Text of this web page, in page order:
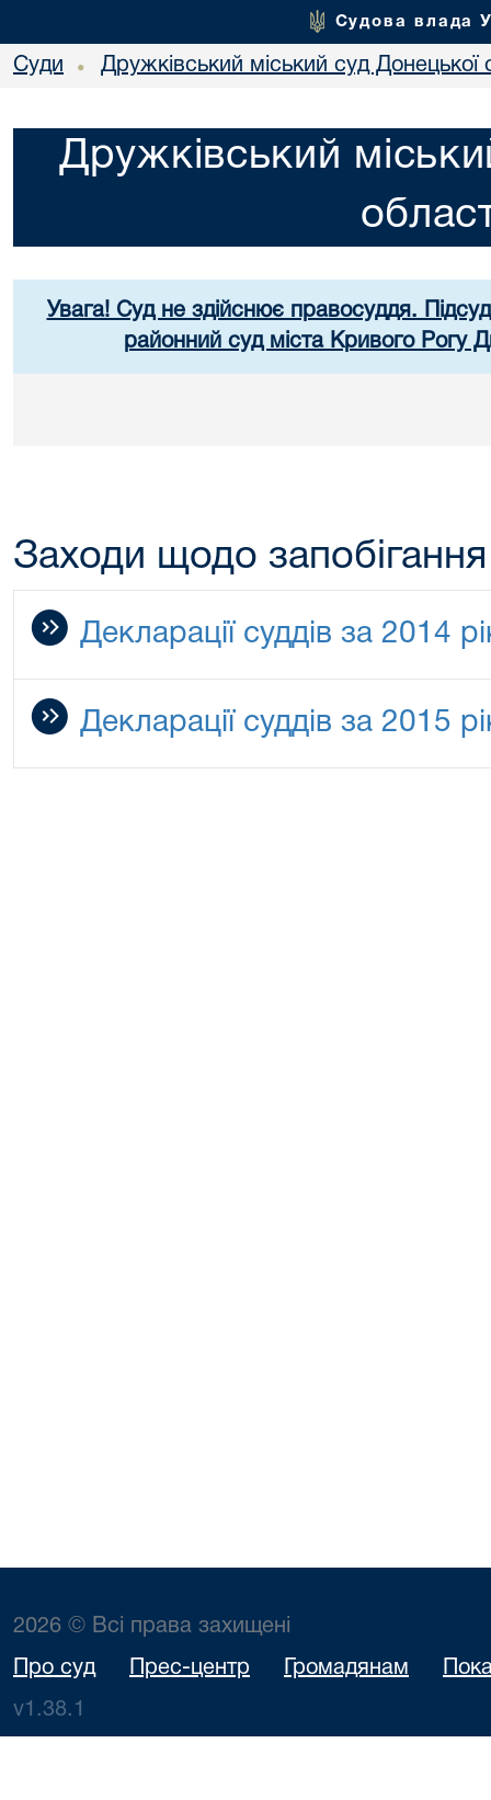
Судова влада
Суди • Дружківський міський суд Донецької
Дружківський
Увага! Суд не здійснює правосуддя.
районний суд міста Кривого Рогу
Заходи щодо запобігання
Декларації суддів за 2014
Декларації суддів за 2015
2026 © Всі права захищені
Про суд Прес-центр Громадянам
v1.38.1